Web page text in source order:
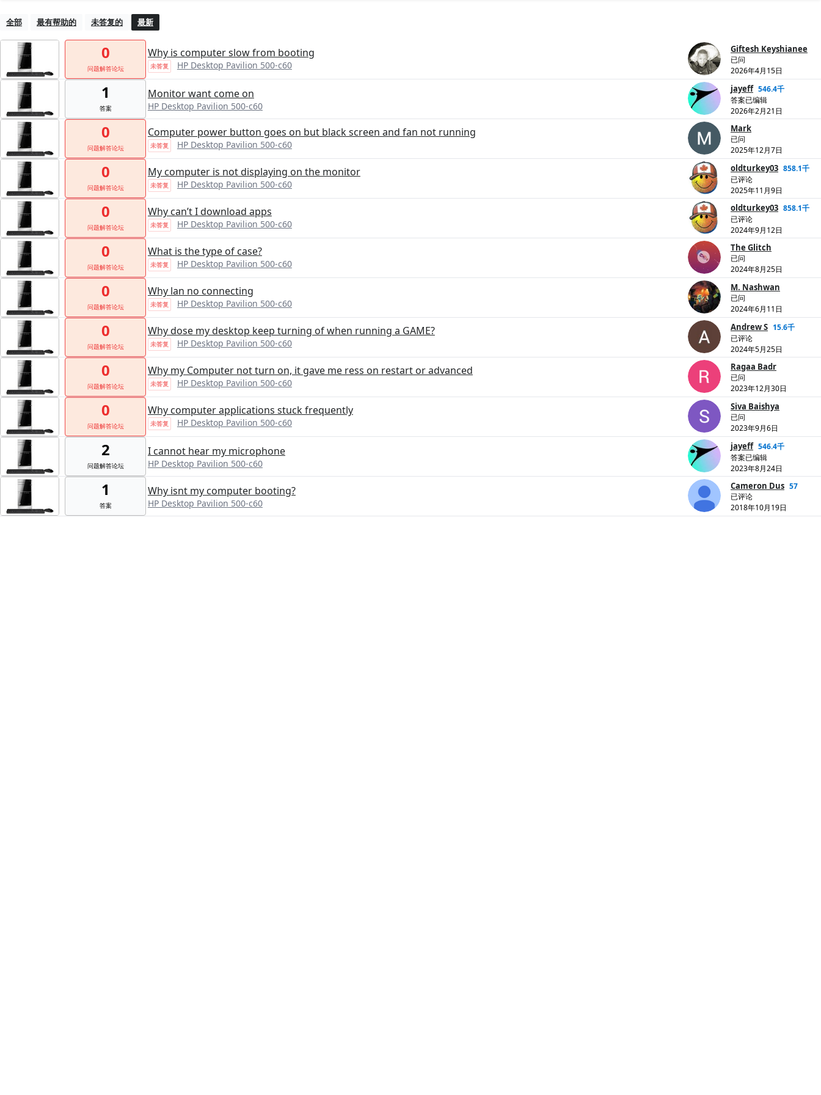
全部 最有帮助的 未答复的 最新
0
问题解答论坛
Why is computer slow from booting
未答复 HP Desktop Pavilion 500-c60
Giftesh Keyshianee
已问
2026年4月15日
1
答案
Monitor want come on
HP Desktop Pavilion 500-c60
jayeff 546.4千
答案已编辑
2026年2月21日
0
问题解答论坛
Computer power button goes on but black screen and fan not running
未答复 HP Desktop Pavilion 500-c60
Mark
已问
2025年12月7日
0
问题解答论坛
My computer is not displaying on the monitor
未答复 HP Desktop Pavilion 500-c60
oldturkey03 858.1千
已评论
2025年11月9日
0
问题解答论坛
Why can’t I download apps
未答复 HP Desktop Pavilion 500-c60
oldturkey03 858.1千
已评论
2024年9月12日
0
问题解答论坛
What is the type of case?
未答复 HP Desktop Pavilion 500-c60
The Glitch
已问
2024年8月25日
0
问题解答论坛
Why lan no connecting
未答复 HP Desktop Pavilion 500-c60
M. Nashwan
已问
2024年6月11日
0
问题解答论坛
Why dose my desktop keep turning of when running a GAME?
未答复 HP Desktop Pavilion 500-c60
Andrew S 15.6千
已评论
2024年5月25日
0
问题解答论坛
Why my Computer not turn on, it gave me ress on restart or advanced
未答复 HP Desktop Pavilion 500-c60
Ragaa Badr
已问
2023年12月30日
0
问题解答论坛
Why computer applications stuck frequently
未答复 HP Desktop Pavilion 500-c60
Siva Baishya
已问
2023年9月6日
2
问题解答论坛
I cannot hear my microphone
HP Desktop Pavilion 500-c60
jayeff 546.4千
答案已编辑
2023年8月24日
1
答案
Why isnt my computer booting?
HP Desktop Pavilion 500-c60
Cameron Dus 57
已评论
2018年10月19日